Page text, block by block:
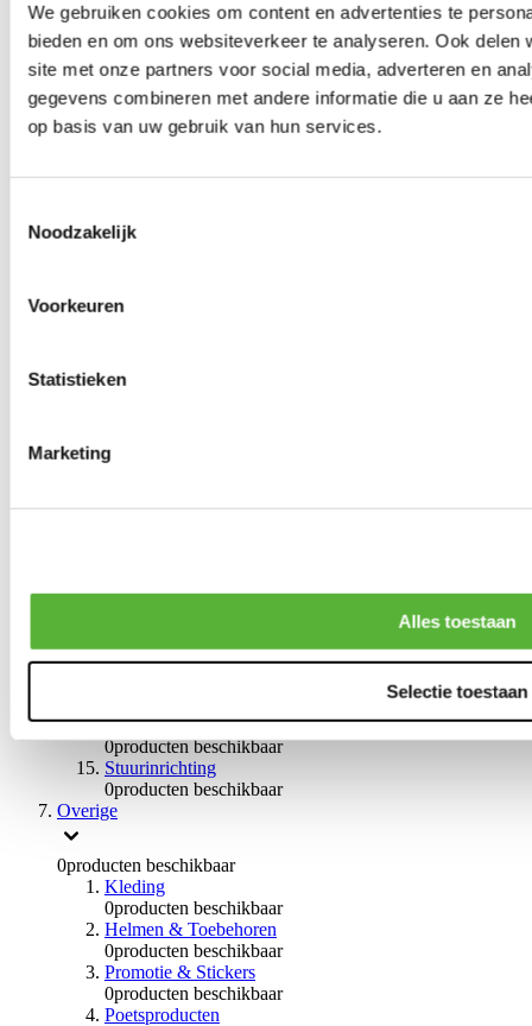
We gebruiken cookies om content en advertenties te
bieden en om ons websiteverkeer te analyseren. Ook
site met onze partners voor social media, adverteren en
gegevens combineren met andere informatie die u aan ze
op basis van uw gebruik van hun services.
Noodzakelijk
Voorkeuren
Statistieken
Marketing
Alles toestaan
Selectie toestaan
producten beschikbaar
Spoorverbreders
0producten beschikbaar
Wielmoeren
producten beschikbaar
Draadeinden
Velgen overige
Remmen
Remleidingen
Remvloeistoffen
0producten beschikbaar
Braces
0producten beschikbaar
Stuurinrichting
0producten beschikbaar
Overige
0producten beschikbaar
Kleding
0producten beschikbaar
Helmen & Toebehoren
0producten beschikbaar
Promotie & Stickers
0producten beschikbaar
Poetsproducten